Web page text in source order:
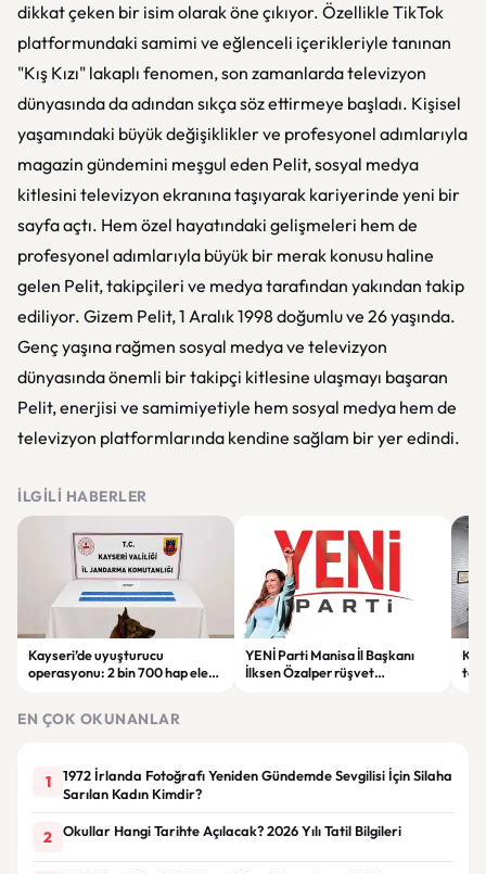
dikkat çeken bir isim olarak öne çıkıyor. Özellikle TikTok
platformundaki samimi ve eğlenceli içerikleriyle tanınan
"Kış Kızı" lakaplı fenomen, son zamanlarda televizyon
dünyasında da adından sıkça söz ettirmeye başladı. Kişisel
yaşamındaki büyük değişiklikler ve profesyonel adımlarıyla
magazin gündemini meşgul eden Pelit, sosyal medya
kitlesini televizyon ekranına taşıyarak kariyerinde yeni bir
sayfa açtı. Hem özel hayatındaki gelişmeleri hem de
profesyonel adımlarıyla büyük bir merak konusu haline
gelen Pelit, takipçileri ve medya tarafından yakından takip
ediliyor. Gizem Pelit, 1 Aralık 1998 doğumlu ve 26 yaşında.
Genç yaşına rağmen sosyal medya ve televizyon
dünyasında önemli bir takipçi kitlesine ulaşmayı başaran
Pelit, enerjisi ve samimiyetiyle hem sosyal medya hem de
televizyon platformlarında kendine sağlam bir yer edindi.
İLGILI HABERLER
Kayseri’de uyuşturucu
operasyonu: 2 bin 700 hap ele
YENİ Parti Manisa İl Başkanı
İlksen Özalper rüşvet
EN ÇOK OKUNANLAR
1
1972 İrlanda Fotoğrafı Yeniden Gündemde Sevgilisi İçin Silaha
Sarılan Kadın Kimdir?
2 Okullar Hangi Tarihte Açılacak? 2026 Yılı Tatil Bilgileri